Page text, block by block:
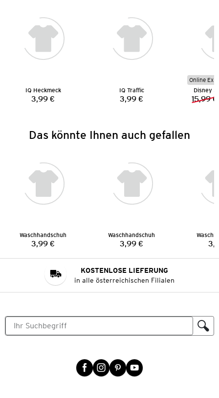
IQ Heckmeck
Preis:
3,99 €
IQ Traffic
Preis:
3,99 €
Online
Disney
15,99 €
Das könnte Ihnen auch gefallen
Waschhandschuh
Preis:
3,99 €
Waschhandschuh
Preis:
3,99 €
KOSTENLOSE LIEFERUNG
in alle österreichischen Filialen